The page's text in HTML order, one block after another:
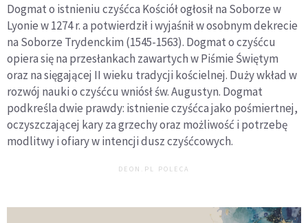
Dogmat o istnieniu czyśćca Kościół ogłosił na Soborze w
Lyonie w 1274 r. a potwierdził i wyjaśnił w osobnym dekrecie
na Soborze Trydenckim (1545-1563). Dogmat o czyśćcu
opiera się na przesłankach zawartych w Piśmie Świętym
oraz na sięgającej II wieku tradycji kościelnej. Duży wkład w
rozwój nauki o czyśćcu wniósł św. Augustyn. Dogmat
podkreśla dwie prawdy: istnienie czyśćca jako pośmiertnej,
oczyszczającej kary za grzechy oraz możliwość i potrzebę
modlitwy i ofiary w intencji dusz czyśćcowych.
DEON.PL POLECA